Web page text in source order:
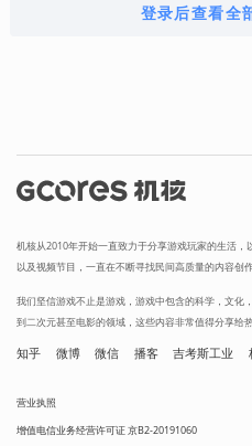
登录后查看全
机核从2010年开始一直致力于分享游戏玩家的生活
以及视频节目，一直在不断寻找民间高质量的内容创作
我们坚信游戏不止是游戏，游戏中包含的科学，文化
到二次元甚至电影的领域，这些内容非常值得分享给
知乎 微博 微信 播客 吉考斯工业
营业执照
增值电信业务经营许可证 京B2-20191060